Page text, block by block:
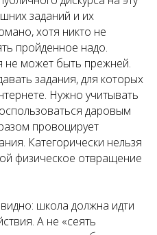
заданий и их
хотя никто не
пройденное надо.
не может быть прежней.
задания, для которых
Нужно учитывать
даровым
провоцирует
Категорически нельзя
физическое отвращение
школа должна идти
А не «сеять